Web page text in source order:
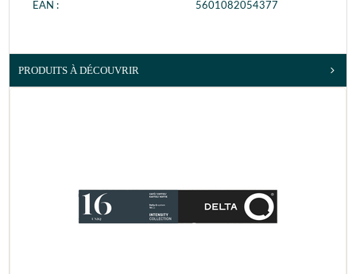
EAN : 5601082054377
PRODUITS À DÉCOUVRIR